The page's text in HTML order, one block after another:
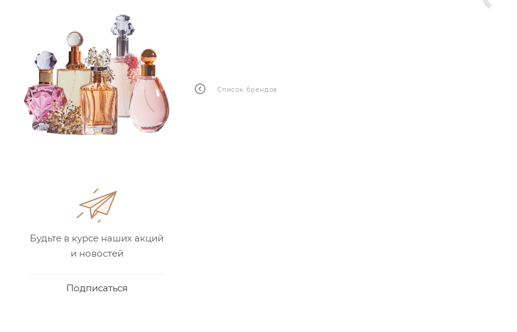
Список брендов
Будьте в курсе наших акций
и новостей
Подписаться